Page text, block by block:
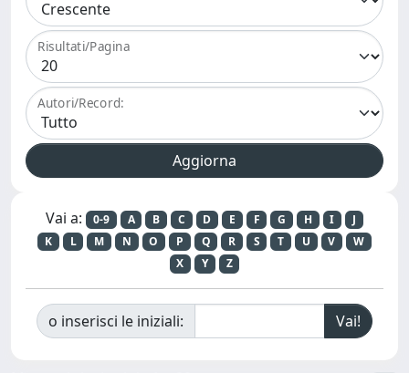
Risultati/Pagina
Autori/Record:
Vai a: 0-9 A B C D E F G H I
J
K
L M N O P Q R S T U V
W
X
Y Z
o inserisci le iniziali: